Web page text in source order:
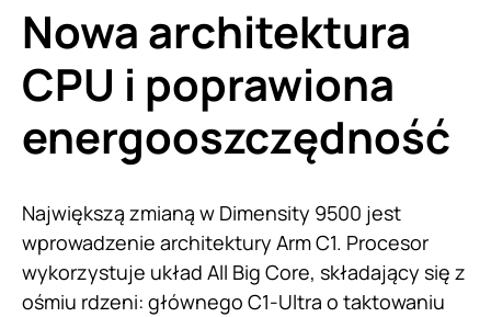
Nowa architektura
CPU i poprawiona
energooszczędność
Największą zmianą w Dimensity 9500 jest
wprowadzenie architektury Arm C1. Procesor
wykorzystuje układ All Big Core, składający się z
ośmiu rdzeni: głównego C1-Ultra o taktowaniu